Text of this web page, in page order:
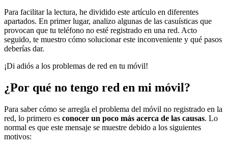
Para facilitar la lectura, he dividido este artículo en diferentes
apartados. En primer lugar, analizo algunas de las casuísticas que
provocan que tu teléfono no esté registrado en una red. Acto
seguido, te muestro cómo solucionar este inconveniente y qué pasos
deberías dar.
¡Di adiós a los problemas de red en tu móvil!
¿Por qué no tengo red en mi móvil?
Para saber cómo se arregla el problema del móvil no registrado en la
red, lo primero es conocer un poco más acerca de las causas. Lo
normal es que este mensaje se muestre debido a los siguientes
motivos: